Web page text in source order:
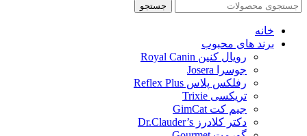
جستجو
خانه
برند های محبوب
رویال کنین Royal Canin
جوسرا Josera
رفلکس پلاس Reflex Plus
تریکسی Trixie
جیم کت GimCat
دکتر کلادرز Dr.Clauder’s